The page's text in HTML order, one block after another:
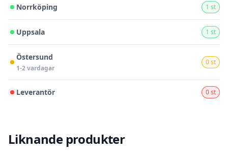
Norrköping 1 st
Uppsala 1 st
Östersund
1-2 vardagar
0 st
Leverantör 0 st
Liknande produkter